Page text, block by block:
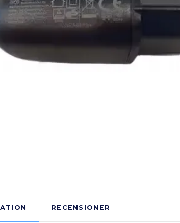
RECENSIONER